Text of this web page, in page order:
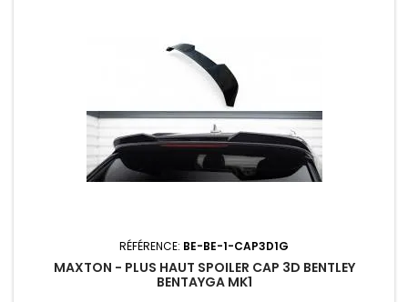
RÉFÉRENCE: BE-BE-1-CAP3D1G
MAXTON - PLUS HAUT SPOILER CAP 3D BENTLEY
BENTAYGA MK1